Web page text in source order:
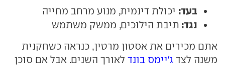
בעד: יכולת דינמית, מנוע מרחב מחייה
נגד: תיבת הילוכים, ממשק משתמש
אתם מכירים את אסטון מרטין, כנראה כשחקנית
משנה לצד ג'יימס בונד לאורך השנים. אבל אם סוכן